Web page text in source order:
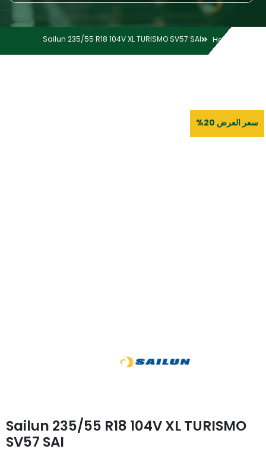
Home
Sailun 235/55 R18 104V XL TURISMO SV57 SAI
سعر العرض 20%
Sailun 235/55 R18 104V XL TURISMO
SV57 SAI